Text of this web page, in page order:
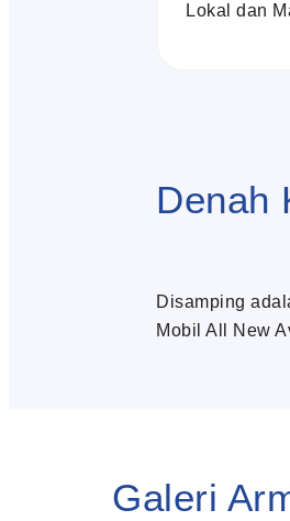
Lokal dan
Denah
Disamping
Mobil All New
Galeri